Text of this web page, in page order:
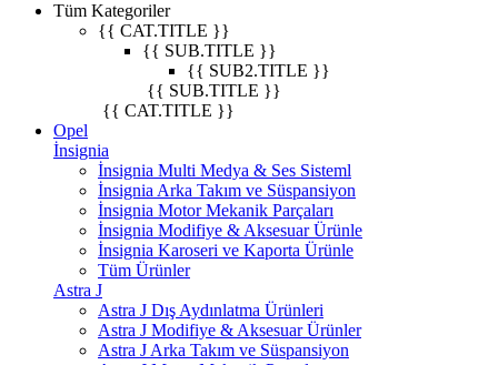
Tüm Kategoriler
{{ CAT.TITLE }}
{{ SUB.TITLE }}
{{ SUB2.TITLE }}
{{ SUB.TITLE }}
{{ CAT.TITLE }}
Opel
İnsignia
İnsignia Multi Medya & Ses Sisteml
İnsignia Arka Takım ve Süspansiyon
İnsignia Motor Mekanik Parçaları
İnsignia Modifiye & Aksesuar Ürünle
İnsignia Karoseri ve Kaporta Ürünle
Tüm Ürünler
Astra J
Astra J Dış Aydınlatma Ürünleri
Astra J Modifiye & Aksesuar Ürünler
Astra J Arka Takım ve Süspansiyon